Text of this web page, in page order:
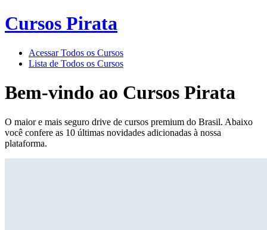
Cursos Pirata
Acessar Todos os Cursos
Lista de Todos os Cursos
Bem-vindo ao Cursos Pirata
O maior e mais seguro drive de cursos premium do Brasil. Abaixo
você confere as 10 últimas novidades adicionadas à nossa
plataforma.